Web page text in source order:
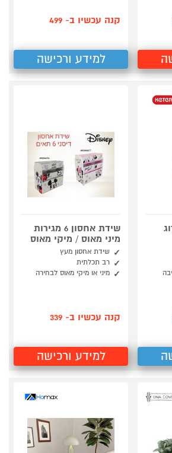
קנה עכשיו ב- 499
למידע ורכישה
שידת אחסון 6 מגירות
מיני מאוס / מיקי מאוס
שידת אחסון מעץ
רב תכלתית
מיני או מיקי מאוס לבחירה
קנה עכשיו ב- 339
למידע ורכישה